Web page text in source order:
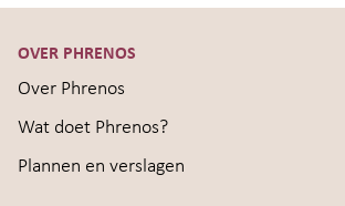
OVER PHRENOS
Over Phrenos
Wat doet Phrenos?
Plannen en verslagen